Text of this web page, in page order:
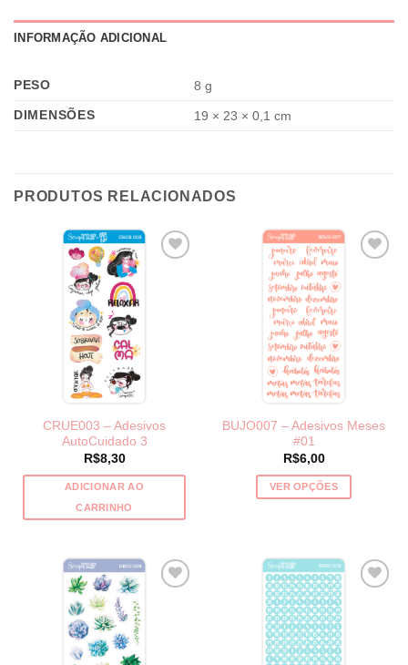
INFORMAÇÃO ADICIONAL
PESO
8 g
DIMENSÕES
19 × 23 × 0,1 cm
PRODUTOS RELACIONADOS
CRUE003 – Adesivos
AutoCuidado 3
R$8,30
ADICIONAR AO
CARRINHO
BUJO007 – Adesivos Meses
#01
R$6,00
VER OPÇÕES
várias
variantes.
As
opções
podem
ser